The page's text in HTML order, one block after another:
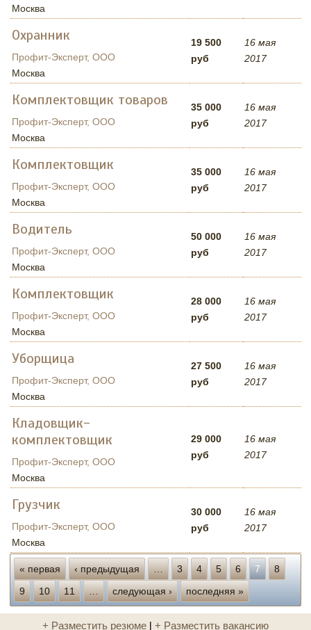
Москва
Охранник
Профит-Эксперт, ООО
Москва
19 500
руб
16 мая
2017
Комплектовщик товаров
Профит-Эксперт, ООО
Москва
35 000
руб
16 мая
2017
Комплектовщик
Профит-Эксперт, ООО
Москва
35 000
руб
16 мая
2017
Водитель
Профит-Эксперт, ООО
Москва
50 000
руб
16 мая
2017
Комплектовщик
Профит-Эксперт, ООО
Москва
28 000
руб
16 мая
2017
Уборщица
Профит-Эксперт, ООО
Москва
27 500
руб
16 мая
2017
Кладовщик-
комплектовщик
Профит-Эксперт, ООО
Москва
29 000
руб
16 мая
2017
Грузчик
Профит-Эксперт, ООО
Москва
30 000
руб
16 мая
2017
Страницы
« первая ‹ предыдущая … 3 4 5 6 7
8
9
10 11 … следующая › последняя »
+ Разместить резюме | + Разместить вакансию